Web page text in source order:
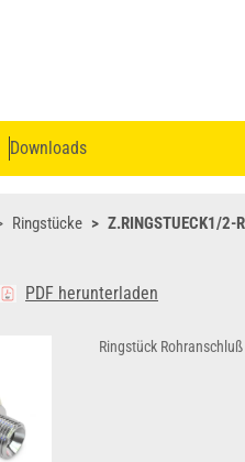
Downloads
Ringstücke Z.RINGSTUECK1/2-
PDF herunterladen
Ringstück